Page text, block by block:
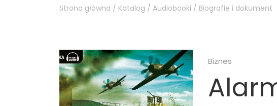
Strona główna / Katalog / Audiobooki / Biografie i dokument
Biznes